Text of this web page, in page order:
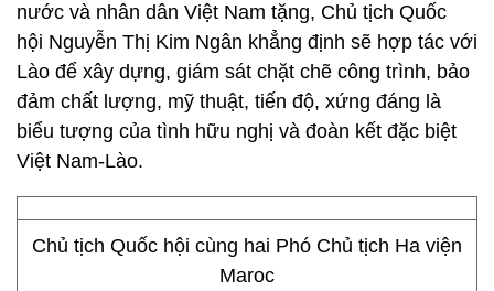
nước và nhân dân Việt Nam tặng, Chủ tịch Quốc
hội Nguyễn Thị Kim Ngân khẳng định sẽ hợp tác với
Lào để xây dựng, giám sát chặt chẽ công trình, bảo
đảm chất lượng, mỹ thuật, tiến độ, xứng đáng là
biểu tượng của tình hữu nghị và đoàn kết đặc biệt
Việt Nam-Lào.
Chủ tịch Quốc hội cùng hai Phó Chủ tịch Ha viện
Maroc